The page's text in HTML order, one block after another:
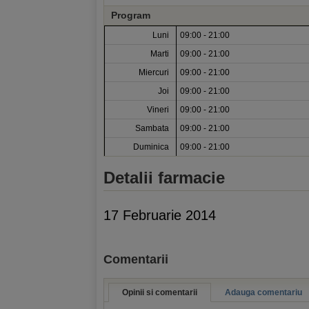
Program
Luni
09:00 - 21:00
Marti
09:00 - 21:00
Miercuri
09:00 - 21:00
Joi
09:00 - 21:00
Vineri
09:00 - 21:00
Sambata
09:00 - 21:00
Duminica
09:00 - 21:00
Detalii farmacie
17 Februarie 2014
Comentarii
Opinii si comentarii Adauga comentariu